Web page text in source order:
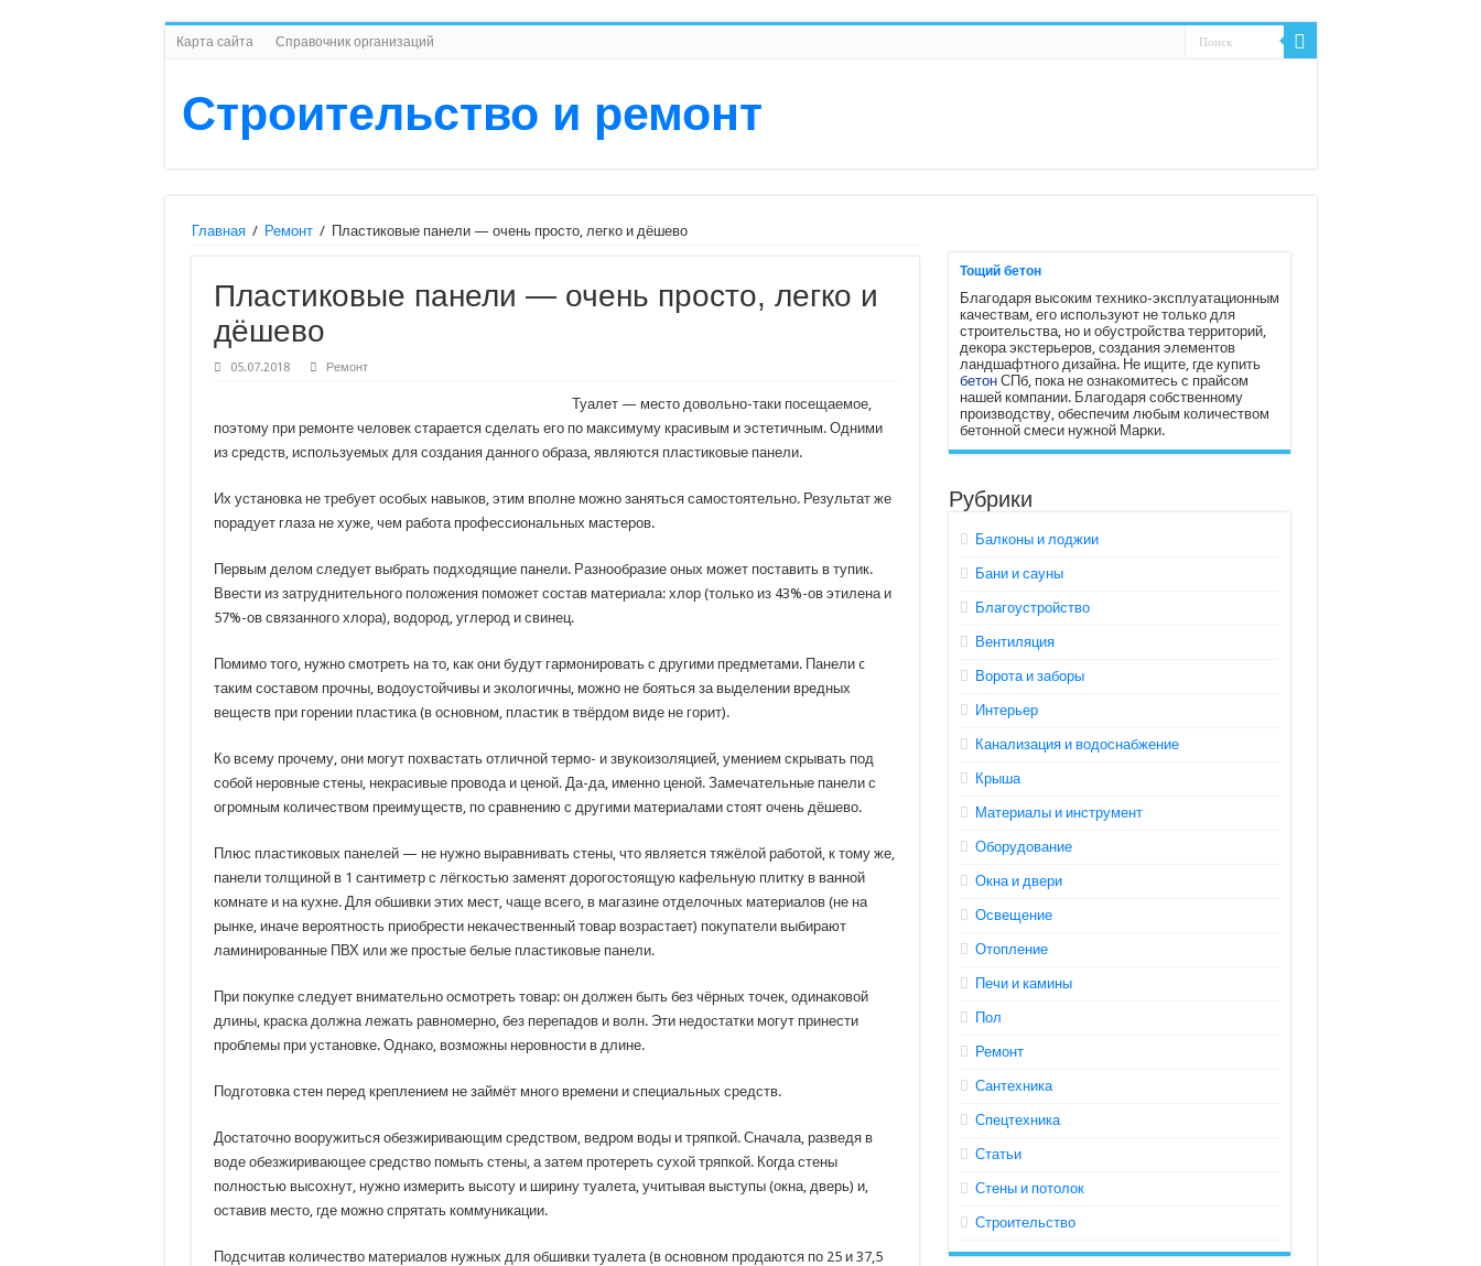
Карта сайта Справочник организаций
Строительство и ремонт
Главная / Ремонт / Пластиковые панели — очень просто, легко и дёшево
Пластиковые панели — очень просто, легко и
дёшево
05.07.2018 Ремонт
Туалет — место довольно-таки посещаемое,
поэтому при ремонте человек старается сделать его по максимуму красивым и эстетичным. Одними
из средств, используемых для создания данного образа, являются пластиковые панели.
Их установка не требует особых навыков, этим вполне можно заняться самостоятельно. Результат же
порадует глаза не хуже, чем работа профессиональных мастеров.
Первым делом следует выбрать подходящие панели. Разнообразие оных может поставить в тупик.
Ввести из затруднительного положения поможет состав материала: хлор (только из 43%-ов этилена и
57%-ов связанного хлора), водород, углерод и свинец.
Помимо того, нужно смотреть на то, как они будут гармонировать с другими предметами. Панели c
таким составом прочны, водоустойчивы и экологичны, можно не бояться за выделении вредных
веществ при горении пластика (в основном, пластик в твёрдом виде не горит).
Ко всему прочему, они могут похвастать отличной термо- и звукоизоляцией, умением скрывать под
собой неровные стены, некрасивые провода и ценой. Да-да, именно ценой. Замечательные панели с
огромным количеством преимуществ, по сравнению с другими материалами стоят очень дёшево.
Плюс пластиковых панелей — не нужно выравнивать стены, что является тяжёлой работой, к тому же,
панели толщиной в 1 сантиметр с лёгкостью заменят дорогостоящую кафельную плитку в ванной
комнате и на кухне. Для обшивки этих мест, чаще всего, в магазине отделочных материалов (не на
рынке, иначе вероятность приобрести некачественный товар возрастает) покупатели выбирают
ламинированные ПВХ или же простые белые пластиковые панели.
При покупке следует внимательно осмотреть товар: он должен быть без чёрных точек, одинаковой
длины, краска должна лежать равномерно, без перепадов и волн. Эти недостатки могут принести
проблемы при установке. Однако, возможны неровности в длине.
Подготовка стен перед креплением не займёт много времени и специальных средств.
Достаточно вооружиться обезжиривающим средством, ведром воды и тряпкой. Сначала, разведя в
воде обезжиривающее средство помыть стены, а затем протереть сухой тряпкой. Когда стены
полностью высохнут, нужно измерить высоту и ширину туалета, учитывая выступы (окна, дверь) и,
оставив место, где можно спрятать коммуникации.
Подсчитав количество материалов нужных для обшивки туалета (в основном продаются по 25 и 37,5
Тощий бетон
Благодаря высоким технико-эксплуатационным
качествам, его используют не только для
строительства, но и обустройства территорий,
декора экстерьеров, создания элементов
ландшафтного дизайна. Не ищите, где купить
бетонСПб, пока не ознакомитесь с прайсом
нашей компании. Благодаря собственному
производству, обеспечим любым количеством
бетонной смеси нужной Марки.
Рубрики
Балконы и лоджии
Бани и сауны
Благоустройство
Вентиляция
Ворота и заборы
Интерьер
Канализация и водоснабжение
Крыша
Материалы и инструмент
Оборудование
Окна и двери
Освещение
Отопление
Печи и камины
Пол
Ремонт
Сантехника
Спецтехника
Статьи
Стены и потолок
Строительство